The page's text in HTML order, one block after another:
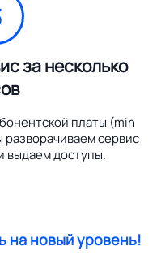
за несколько
платы (min
сервис
выдаем доступы.
на новый уровень!